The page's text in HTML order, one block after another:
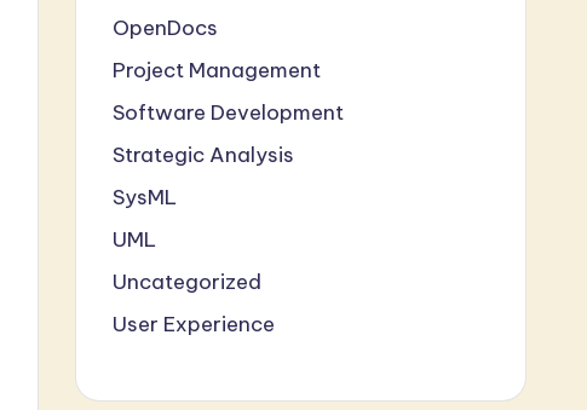
OpenDocs
Project Management
Software Development
Strategic Analysis
SysML
UML
Uncategorized
User Experience